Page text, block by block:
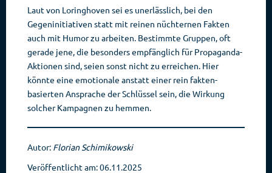
Laut von Loringhoven sei es unerlässlich, bei den
Gegeninitiativen statt mit reinen nüchternen Fakten
auch mit Humor zu arbeiten. Bestimmte Gruppen, oft
gerade jene, die besonders empfänglich für Propaganda-
Aktionen sind, seien sonst nicht zu erreichen. Hier
könnte eine emotionale anstatt einer rein fakten-
basierten Ansprache der Schlüssel sein, die Wirkung
solcher Kampagnen zu hemmen.
Autor: Florian Schimikowski
Veröffentlicht am: 06.11.2025